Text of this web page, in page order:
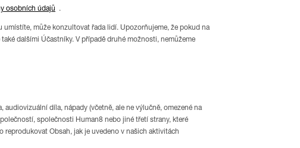
osobních údajů .
může konzultovat řada lidí. Upozorňujeme, že pokud na
dalšími Účastníky. V případě druhé možnosti, nemůžeme
díla, nápady (včetně, ale ne výlučně, omezené na
společnosti Human8 nebo jiné třetí strany, které
Obsah, jak je uvedeno v našich aktivitách